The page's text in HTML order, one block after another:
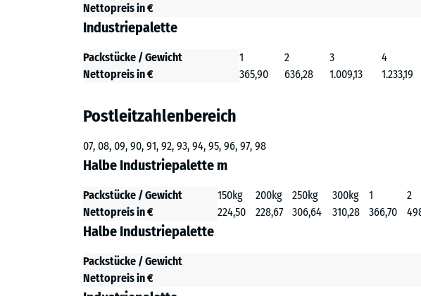
Nettopreis in €
Industriepalette
Packstücke / Gewicht 1 2 3 4
Nettopreis in €
365,90 636,28 1.009,13 1.233,19
Postleitzahlenbereich
07, 08, 09, 90, 91, 92, 93, 94, 95, 96, 97, 98
Halbe Industriepalette m
Packstücke / Gewicht 150kg 200kg 250kg 300kg 1 2
Nettopreis in €
224,50 228,67 306,64 310,28 366,70
Halbe Industriepalette
Packstücke / Gewicht
Nettopreis in €